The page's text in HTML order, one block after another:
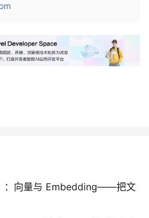
：向量与 Embedding——把文